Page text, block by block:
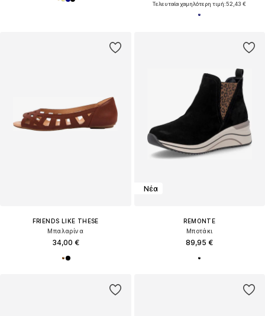
Τελευταία χαμηλότερη τιμή:52,43 €
FRIENDS LIKE THESE
Μπαλαρίνα
34,00 €
Νέα
REMONTE
Μποτάκι
89,95 €